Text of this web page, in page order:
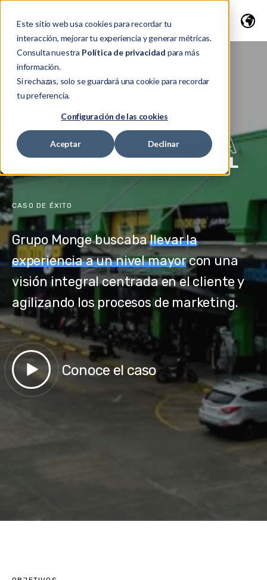
Este sitio web usa cookies para recordar tu
interacción, mejorar tu experiencia y generar métricas.
Consulta nuestra Política de privacidad para más
información.
Si rechazas, solo se guardará una cookie para recordar
tu preferencia.
Configuración de las cookies
Aceptar Declinar
EL CAMINO HACIA LA
TRANSFORMACIÓN DIGITAL
CASO DE ÉXITO
Grupo Monge buscaballevar la
experiencia a un nivel mayorcon una
visión integral centrada en el cliente y
agilizando los procesos de marketing.
Conoce el caso